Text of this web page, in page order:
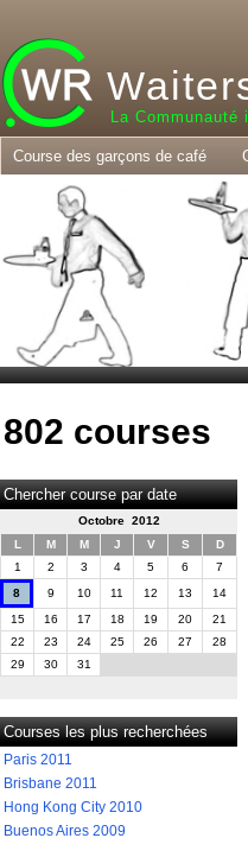
La
Course des garçons de café
802 courses
Chercher course par date
Octobre 2012
L
M M J V S
D
1
2 3 4 5 6
7
8
9 10 11 12 13
14
15
16 17 18 19 20
21
22
23 24 25 26 27
28
29
30 31
Courses les plus recherchées
Paris 2011
Brisbane 2011
Hong Kong City 2010
Buenos Aires 2009